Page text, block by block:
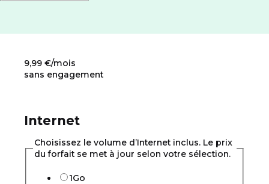
9,99 €/mois
sans engagement
Internet
Choisissez le volume d’Internet inclus. Le prix
du forfait se met à jour selon votre sélection.
1Go